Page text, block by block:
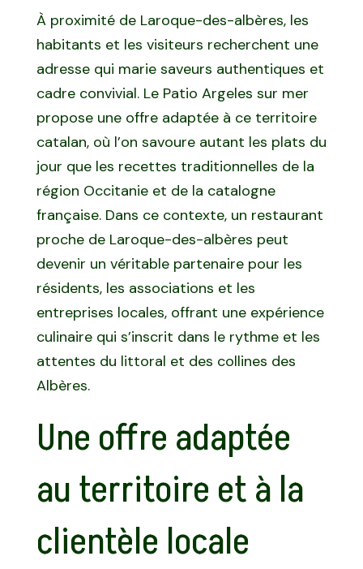
À proximité de Laroque-des-albères, les
habitants et les visiteurs recherchent une
adresse qui marie saveurs authentiques et
cadre convivial. Le Patio Argeles sur mer
propose une offre adaptée à ce territoire
catalan, où l’on savoure autant les plats du
jour que les recettes traditionnelles de la
région Occitanie et de la catalogne
française. Dans ce contexte, un restaurant
proche de Laroque-des-albères peut
devenir un véritable partenaire pour les
résidents, les associations et les
entreprises locales, offrant une expérience
culinaire qui s’inscrit dans le rythme et les
attentes du littoral et des collines des
Albères.
Une offre adaptée
au territoire et à la
clientèle locale